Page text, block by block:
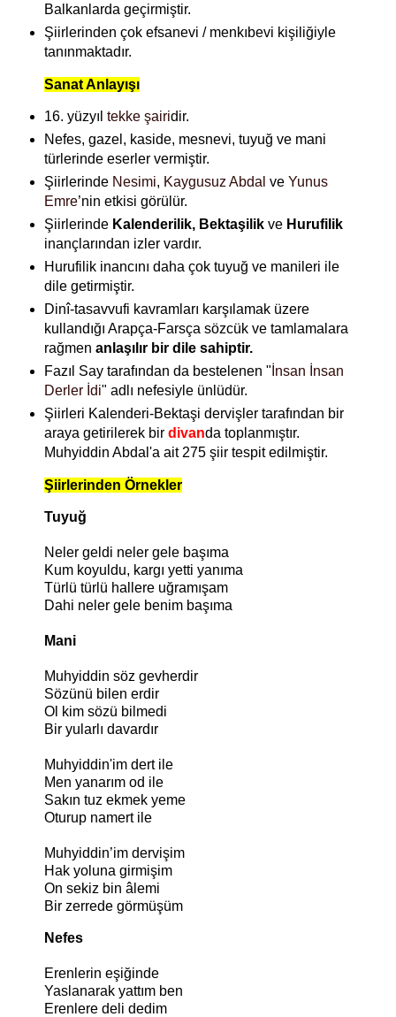
Balkanlarda geçirmiştir.
Şiirlerinden çok efsanevi / menkıbevi kişiliğiyle
tanınmaktadır.
Sanat Anlayışı
16. yüzyıl tekke şairidir.
Nefes, gazel, kaside, mesnevi, tuyuğ ve mani
türlerinde eserler vermiştir.
Şiirlerinde Nesimi, Kaygusuz Abdal ve Yunus
Emre’nin etkisi görülür.
Şiirlerinde Kalenderilik, Bektaşilikve Hurufilik
inançlarından izler vardır.
Hurufilik inancını daha çok tuyuğ ve manileri ile
dile getirmiştir.
Dinî-tasavvufi kavramları karşılamak üzere
kullandığı Arapça-Farsça sözcük ve tamlamalara
rağmen anlaşılır bir dile sahiptir.
Fazıl Say tarafından da bestelenen " İnsan İnsan
Derler İdi" adlı nefesiyle ünlüdür.
Şiirleri Kalenderi-Bektaşi dervişler tarafından bir
araya getirilerek bir divanda toplanmıştır.
Muhyiddin Abdal'a ait 275 şiir tespit edilmiştir.
Şiirlerinden Örnekler
Tuyuğ
Neler geldi neler gele başıma
Kum koyuldu, kargı yetti yanıma
Türlü türlü hallere uğramışam
Dahi neler gele benim başıma
Mani
Muhyiddin söz gevherdir
Sözünü bilen erdir
Ol kim sözü bilmedi
Bir yularlı davardır
Muhyiddin'im dert ile
Men yanarım od ile
Sakın tuz ekmek yeme
Oturup namert ile
Muhyiddin’im dervişim
Hak yoluna girmişim
On sekiz bin âlemi
Bir zerrede görmüşüm
Nefes
Erenlerin eşiğinde
Yaslanarak yattım ben
Erenlere deli dedim